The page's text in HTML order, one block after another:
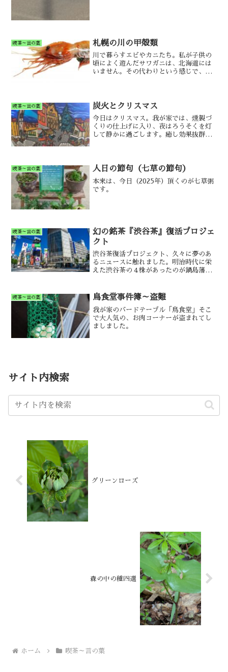
喫茶～言の葉 札幌の川の甲殻類
川で暮らすエビやカニたち。私が子供の
頃によく遊んだサワガニは、北海道には
いません。その代わりという感じで、面
喫茶～言の葉 炭火とクリスマス
今日はクリスマス。我が家では、燻製づ
くりの仕上げに入り、夜はろうそくを灯
して静かに過ごします。癒し効果抜群
喫茶～言の葉 人日の節句（七草の節句）
本来は、今日（2025年）頂くのが七草粥
です。
喫茶～言の葉
幻の銘茶『渋谷茶』復活プロジェ
クト
渋谷茶復活プロジェクト、久々に夢のあ
るニュースに触れました。明治時代に栄
えた渋谷茶の４株があったのが鍋島藩と
喫茶～言の葉 鳥食堂事件簿～盗難
我が家のバードテーブル「鳥食堂」そこ
で大人気の、お肉コーナーが盗まれてし
ましました。
サイト内検索
グリーンローズ
森の中の種四選
ホーム 喫茶～言の葉